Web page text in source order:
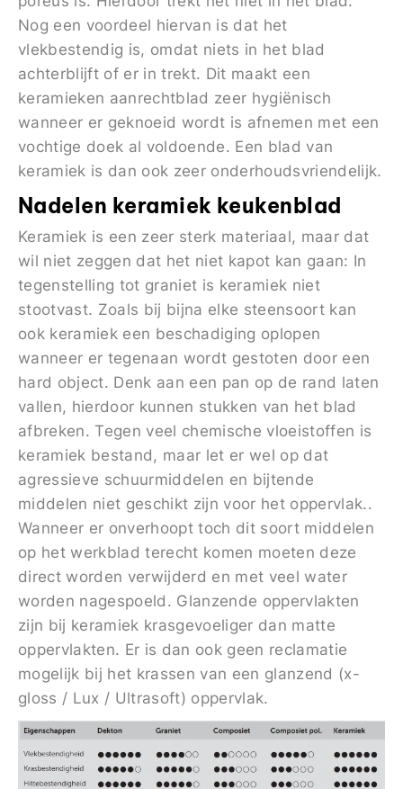
Nog een voordeel hiervan is dat het
vlekbestendig is, omdat niets in het blad
achterblijft of er in trekt. Dit maakt een
keramieken aanrechtblad zeer hygiënisch
wanneer er geknoeid wordt is afnemen met een
vochtige doek al voldoende. Een blad van
keramiek is dan ook zeer onderhoudsvriendelijk.
Nadelen keramiek keukenblad
Keramiek is een zeer sterk materiaal, maar dat
wil niet zeggen dat het niet kapot kan gaan: In
tegenstelling tot graniet is keramiek niet
stootvast. Zoals bij bijna elke steensoort kan
ook keramiek een beschadiging oplopen
wanneer er tegenaan wordt gestoten door een
hard object. Denk aan een pan op de rand laten
vallen, hierdoor kunnen stukken van het blad
afbreken. Tegen veel chemische vloeistoffen is
keramiek bestand, maar let er wel op dat
agressieve schuurmiddelen en bijtende
middelen niet geschikt zijn voor het oppervlak..
Wanneer er onverhoopt toch dit soort middelen
op het werkblad terecht komen moeten deze
direct worden verwijderd en met veel water
worden nagespoeld. Glanzende oppervlakten
zijn bij keramiek krasgevoeliger dan matte
oppervlakten. Er is dan ook geen reclamatie
mogelijk bij het krassen van een glanzend (x-
gloss / Lux / Ultrasoft) oppervlak.